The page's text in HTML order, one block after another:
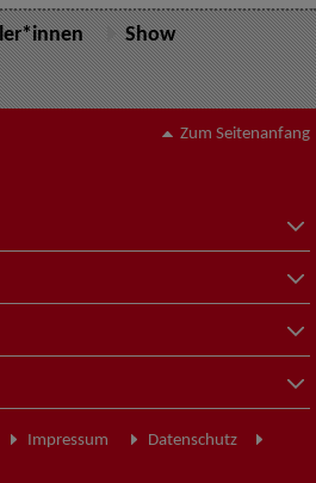
Show
Zum Seitenanfang
Impressum
Datenschutz